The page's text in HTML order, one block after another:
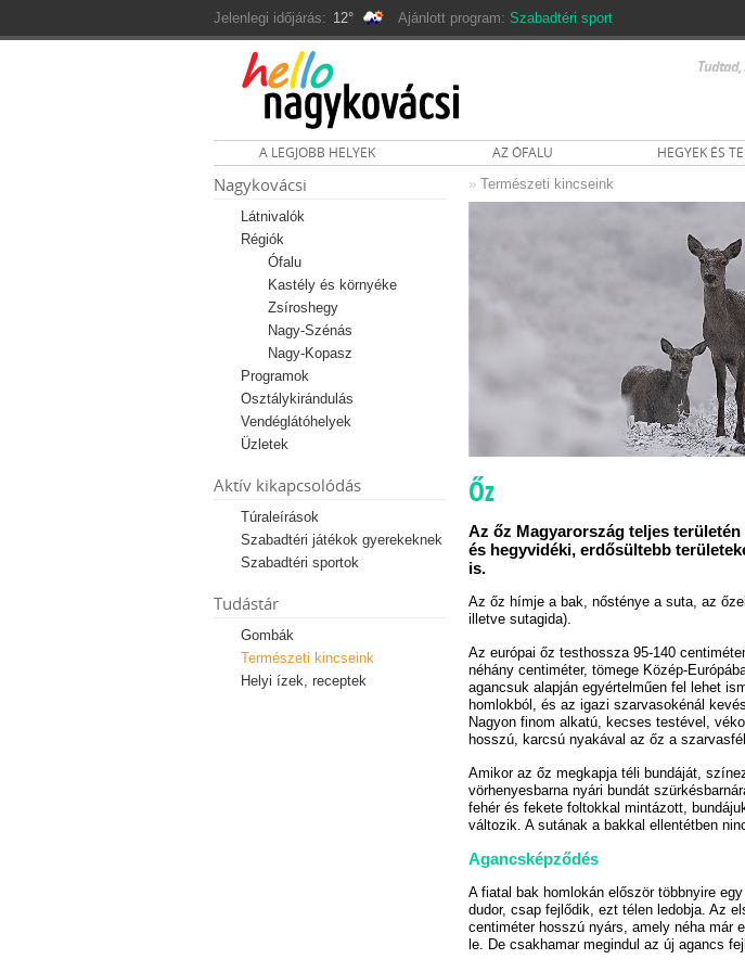
Jelenlegi időjárás: 12° Ajánlott program: Szabadtéri sport
Tudtad,
A LEGJOBB HELYEK AZ ÓFALU HEGYEK ÉS
Nagykovácsi
Látnivalók
Régiók
Ófalu
Kastély és környéke
Zsíroshegy
Nagy-Szénás
Nagy-Kopasz
Programok
Osztálykirándulás
Vendéglátóhelyek
Üzletek
Aktív kikapcsolódás
Túraleírások
Szabadtéri játékok gyerekeknek
Szabadtéri sportok
Tudástár
Gombák
Természeti kincseink
Helyi ízek, receptek
» Természeti kincseink
Őz
Az őz Magyarország teljes
és hegyvidéki, erdősültebb
is.
Az őz hímje a bak, nősténye a suta, az
illetve sutagida).
Az európai őz testhossza 95-140
néhány centiméter, tömege Közép-
agancsuk alapján egyértelműen fel lehet
homlokból, és az igazi szarvasokénál
Nagyon finom alkatú, kecses testével,
hosszú, karcsú nyakával az őz a
Amikor az őz megkapja téli bundáját,
vörhenyesbarna nyári bundát
fehér és fekete foltokkal mintázott,
változik. A sutának a bakkal ellentétben
Agancsképződés
A fiatal bak homlokán először többnyire
dudor, csap fejlődik, ezt télen ledobja. Az
centiméter hosszú nyárs, amely néha már
le. De csakhamar megindul az új agancs